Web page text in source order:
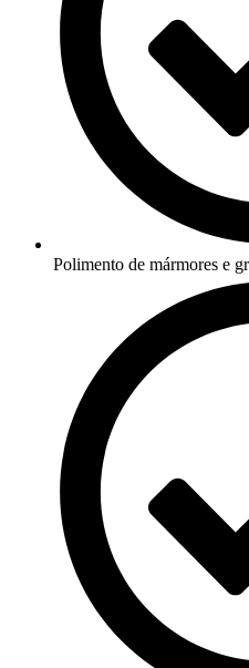
Polimento de mármores e